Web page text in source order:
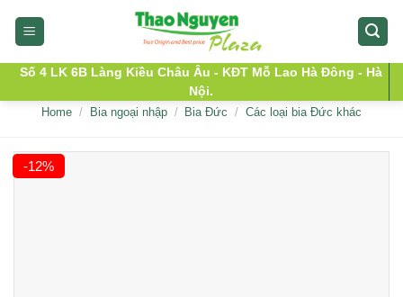
Số 4 LK 6B Làng Kiều Châu Âu - KĐT Mỗ Lao Hà Đông - Hà
Nội.
Home / Bia ngoại nhập / Bia Đức / Các loại bia Đức khác
-12%